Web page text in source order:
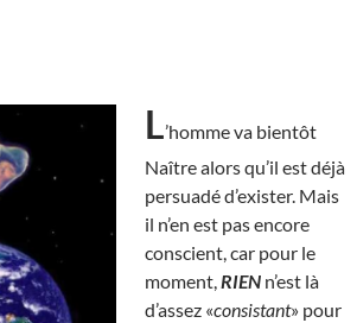
L’homme va bientôt
Naître alors qu’il est déjà
persuadé d’exister. Mais
il n’en est pas encore
conscient, car pour le
moment, RIEN n’est là
d’assez «consistant» pour